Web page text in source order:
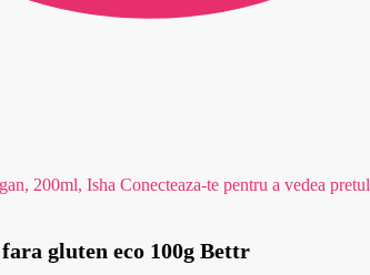
200ml, Isha Conecteaza-te pentru a vedea pretul
gluten eco 100g Bettr